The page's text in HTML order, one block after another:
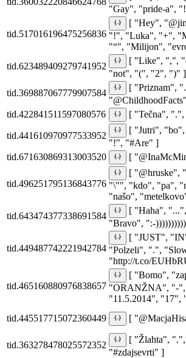
"Gay", "pride-a",
tid.517016196475256836
[ "Hey",
"!", "Luka", "+",
"“", "Milijon",
tid.623489409279741952
[ "Like", ",",
"not", "(", "2", ")" ]
tid.369887067779907584
[ "Priznam",
tid.422841511597080576
[ "Tečna",
tid.441610970977533952
[ "Jutri",
"!", "#Are" ]
tid.671630869313003520
[
tid.496251795136843776
[ "@hruske",
"\"", "kdo", "pa",
"našo",
tid.643474377338691584
[ "Haha",
"Bravo", ":-
tid.449487742221942784
[ "JUST",
"Polzeli", ".",
"http://t.co/
tid.465160880976838657
[ "Bomo",
"ORANŽNA", "-",
"11.5.2014",
tid.445517715072360449
[
tid.363278478025572352
[ "Žlahta",
"#zdajsevrti" ]